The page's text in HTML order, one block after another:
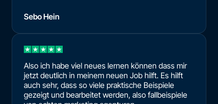
Sebo Hein
Also ich habe viel neues lernen können dass mir
jetzt deutlich in meinem neuen Job hilft. Es hilft
auch sehr, dass so viele praktische Beispiele
gezeigt und bearbeitet werden, also fallbeispiele